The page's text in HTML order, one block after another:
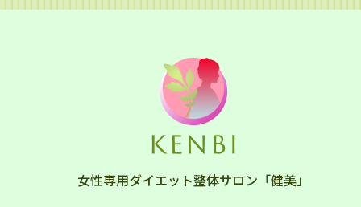
女性専用ダイエット整体サロン「健美」